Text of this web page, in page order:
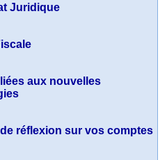
Juridique
aux nouvelles
réflexion sur vos comptes